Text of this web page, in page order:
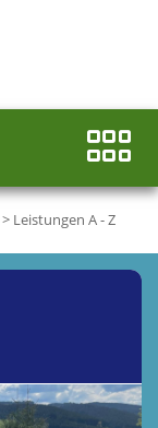
> Leistungen A - Z